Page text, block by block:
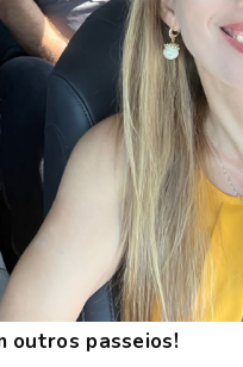
outros passeios!